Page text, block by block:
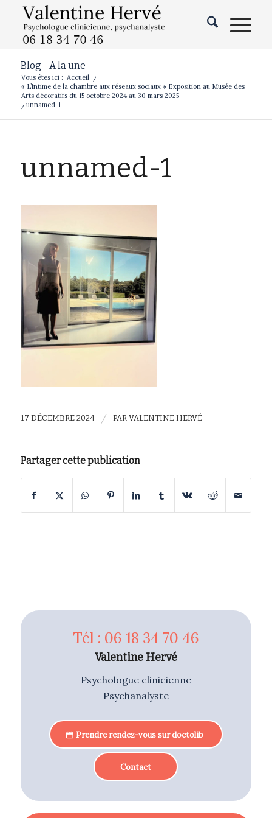
Blog - A la une
Vous êtes ici : Accueil
/
« L’intime de la chambre aux réseaux sociaux » Exposition au Musée des
Arts décoratifs du 15 octobre 2024 au 30 mars 2025
/ unnamed-1
unnamed-1
17 DÉCEMBRE 2024 / PAR VALENTINE HERVÉ
Partager cette publication
Tél : 06 18 34 70 46
Valentine Hervé
Psychologue clinicienne
Psychanalyste
Prendre rendez-vous sur doctolib
Contact